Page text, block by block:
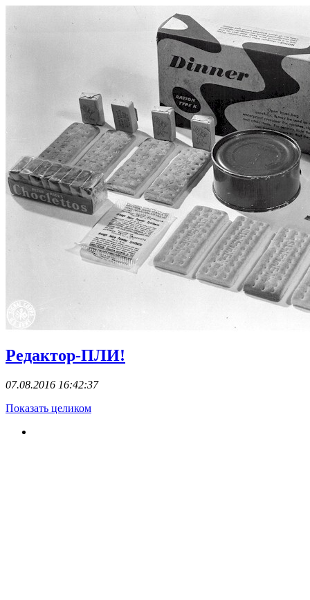
Редактор-ПЛИ!
07.08.2016 16:42:37
Показать целиком